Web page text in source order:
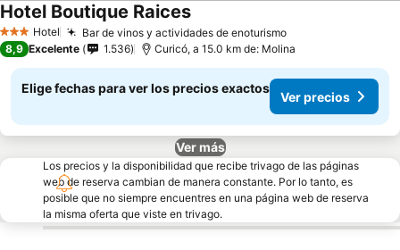
3 Estrellas
Hotel Bar de vinos y actividades de enoturismo
Hotel Boutique Raices
8,9 Excelente 1.536 Curicó, a 15.0 km de: Molina
Elige fechas para ver los precios exactos
Ver precios
Ver más
Los precios y la disponibilidad que recibe trivago de las páginas
web de reserva cambian de manera constante. Por lo tanto, es
posible que no siempre encuentres en una página web de reserva
la misma oferta que viste en trivago.